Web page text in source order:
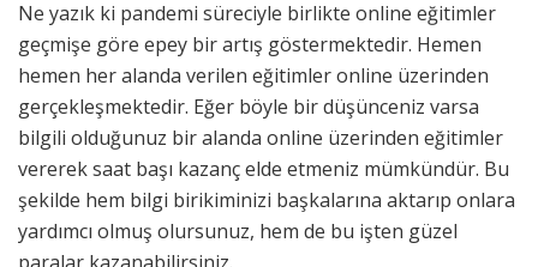
Ne yazık ki pandemi süreciyle birlikte online eğitimler
geçmişe göre epey bir artış göstermektedir. Hemen
hemen her alanda verilen eğitimler online üzerinden
gerçekleşmektedir. Eğer böyle bir düşünceniz varsa
bilgili olduğunuz bir alanda online üzerinden eğitimler
vererek saat başı kazanç elde etmeniz mümkündür. Bu
şekilde hem bilgi birikiminizi başkalarına aktarıp onlara
yardımcı olmuş olursunuz, hem de bu işten güzel